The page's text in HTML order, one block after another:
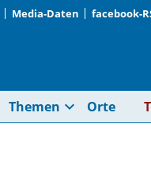
Media-Daten facebook-
Themen expand_more Orte